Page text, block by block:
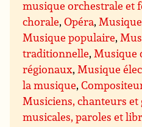
musique orchestrale et
chorale,Opéra,
Musique populaire,
traditionnelle,Musique
régionaux,Musique
la musique,
Musiciens, chanteurs et
musicales, paroles et